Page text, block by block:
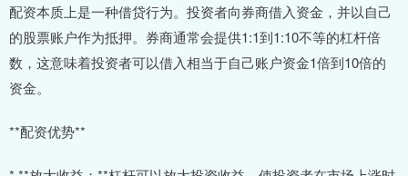
配资本质上是一种借贷行为。投资者向券商借入资金，并以自己
的股票账户作为抵押。券商通常会提供1:1到1:10不等的杠杆倍
数，这意味着投资者可以借入相当于自己账户资金1倍到10倍的
资金。
**配资优势**